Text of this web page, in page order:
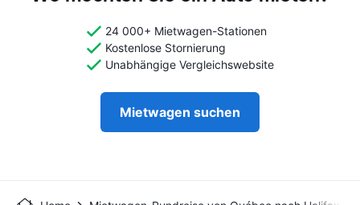
24 000+ Mietwagen-Stationen
Kostenlose Stornierung
Unabhängige Vergleichswebsite
Mietwagen suchen